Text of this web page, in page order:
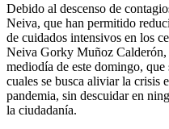
Debido al descenso de
Neiva, que han permitido
de cuidados intensivos en los
Neiva Gorky Muñoz Calderón,
mediodía de este domingo,
cuales se busca aliviar la crisis
pandemia, sin descuidar en
la ciudadanía.